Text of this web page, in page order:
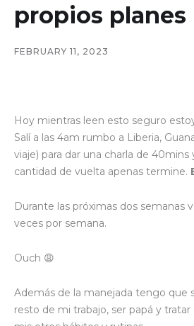
propios planes
FEBRUARY 11, 2023
Hoy mientras leen esto seguro
Salí a las 4am rumbo a Liberia,
viaje) para dar una charla de
cantidad de vuelta apenas termine.
Durante las próximas dos semanas
veces por semana.
Ouch 😩
Además de la manejada tengo que
resto de mi trabajo, ser papá y